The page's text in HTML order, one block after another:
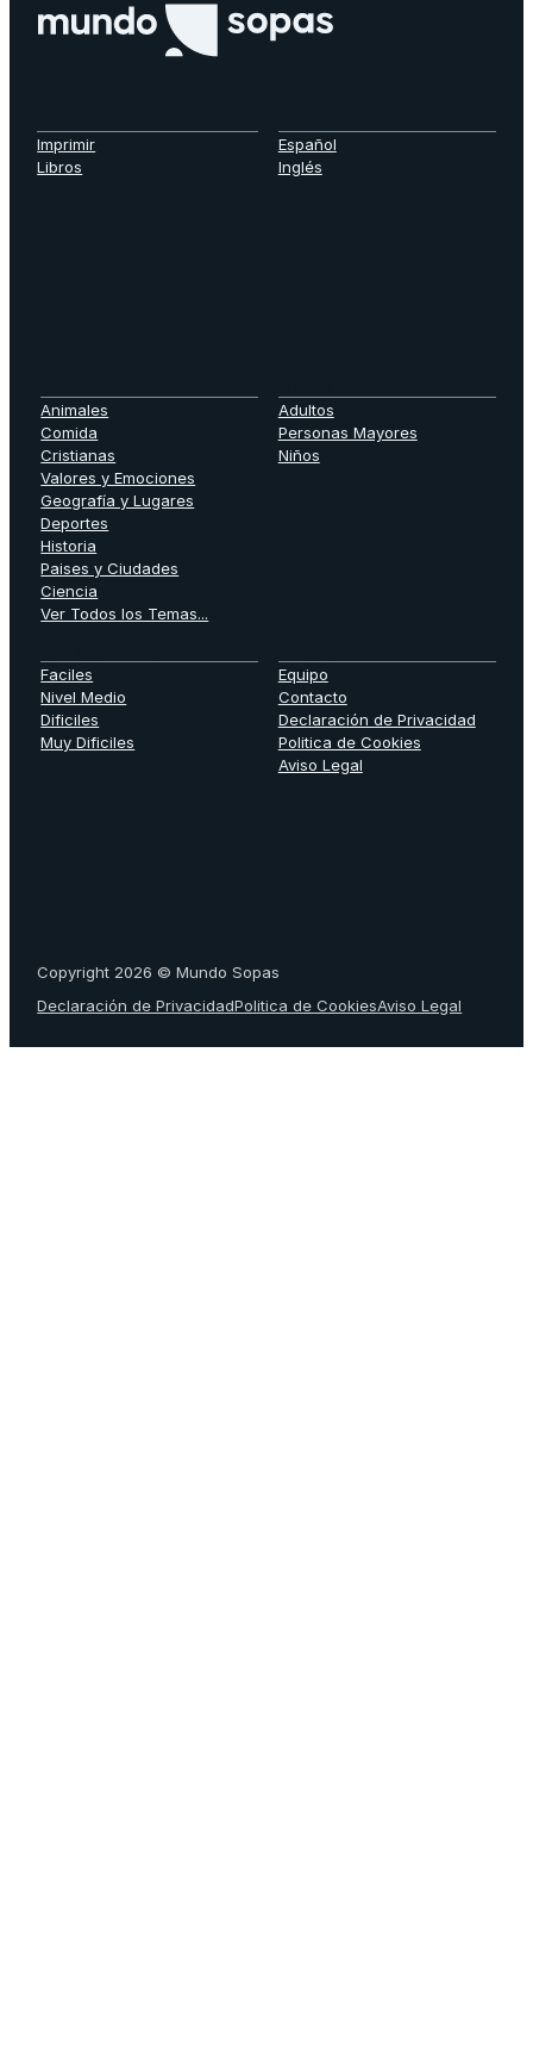
Imprimir
Libros
Español
Inglés
Animales
Comida
Cristianas
Valores y Emociones
Geografía y Lugares
Deportes
Historia
Paises y Ciudades
Ciencia
Ver Todos los Temas...
Adultos
Personas Mayores
Niños
Faciles
Nivel Medio
Dificiles
Muy Dificiles
Equipo
Contacto
Declaración de Privacidad
Politica de Cookies
Aviso Legal
Copyright 2026 © Mundo Sopas
Declaración de PrivacidadPolitica de CookiesAviso Legal